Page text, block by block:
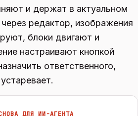
и держат в актуальном
редактор, изображения
блоки двигают и
настраивают кнопкой
ответственного,
ДЛЯ ИИ-АГЕНТА